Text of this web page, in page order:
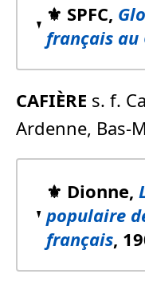
⚜️ SPFC,
français au
CAFIÈRE s. f.
Ardenne, Bas-
⚜️ Dionne,
populaire
français,